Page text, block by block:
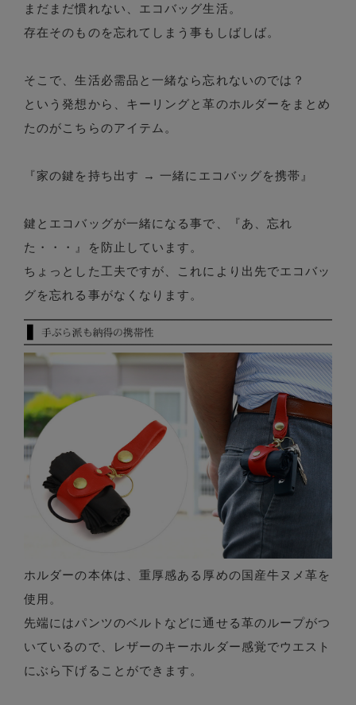
まだまだ慣れない、エコバッグ生活。
存在そのものを忘れてしまう事もしばしば。
そこで、生活必需品と一緒なら忘れないのでは？
という発想から、キーリングと革のホルダーをまとめ
たのがこちらのアイテム。
『家の鍵を持ち出す → 一緒にエコバッグを携帯』
鍵とエコバッグが一緒になる事で、『あ、忘れ
た・・・』を防止しています。
ちょっとした工夫ですが、これにより出先でエコバッ
グを忘れる事がなくなります。
ホルダーの本体は、重厚感ある厚めの国産牛ヌメ革を
使用。
先端にはパンツのベルトなどに通せる革のループがつ
いているので、レザーのキーホルダー感覚でウエスト
にぶら下げることができます。